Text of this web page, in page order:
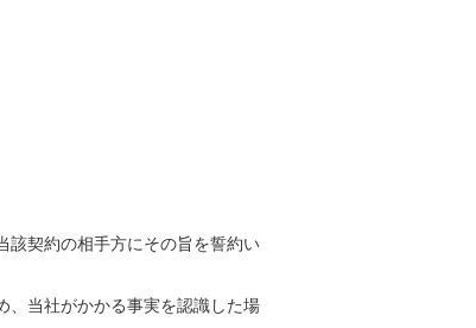
該契約の相手方にその旨を誓約い
、当社がかかる事実を認識した場